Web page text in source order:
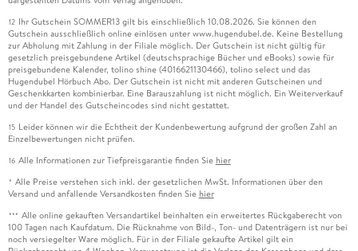
12 Ihr Gutschein SOMMER13 gilt bis einschließlich 10.08.2026. Sie können den
Gutschein ausschließlich online einlösen unter www.hugendubel.de. Keine Bestellung
zur Abholung mit Zahlung in der Filiale möglich. Der Gutschein ist nicht gültig für
gesetzlich preisgebundene Artikel (deutschsprachige Bücher und eBooks) sowie für
preisgebundene Kalender, tolino shine (4016621130466), tolino select und das
Hugendubel Hörbuch Abo. Der Gutschein ist nicht mit anderen Gutscheinen und
Geschenkkarten kombinierbar. Eine Barauszahlung ist nicht möglich. Ein Weiterverkauf
und der Handel des Gutscheincodes sind nicht gestattet.
15 Leider können wir die Echtheit der Kundenbewertung aufgrund der großen Zahl an
Einzelbewertungen nicht prüfen.
16 Alle Informationen zur Tiefpreisgarantie finden Sie hier
* Alle Preise verstehen sich inkl. der gesetzlichen MwSt. Informationen über den
Versand und anfallende Versandkosten finden Sie hier
*** Alle online gekauften Versandartikel beinhalten ein erweitertes Rückgaberecht von
100 Tagen nach Kaufdatum. Die Rücknahme von Bild-, Ton- und Datenträgern ist nur bei
noch versiegelter Ware möglich. Für in der Filiale gekaufte Artikel gilt ein